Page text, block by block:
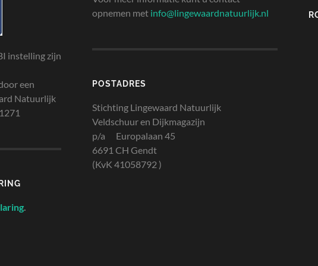
instelling zijn
een
Natuurlijk
.
opnemen met info@lingewaardnatuurlijk.nl
POSTADRES
Stichting Lingewaard Natuurlijk
Veldschuur en Dijkmagazijn
p/a Europalaan 45
6691 CH Gendt
(KvK 41058792 )